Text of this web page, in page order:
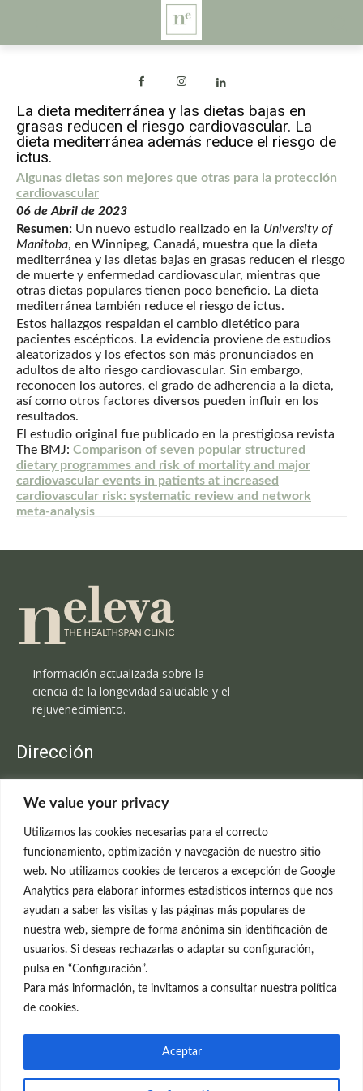
We value your privacy
Utilizamos las cookies necesarias para el correcto
funcionamiento, optimización y navegación de nuestro sitio
web. No utilizamos cookies de terceros a excepción de Google
Analytics para elaborar informes estadísticos internos que nos
ayudan a saber las visitas y las páginas más populares de
nuestra web, siempre de forma anónima sin identificación de
usuarios. Si deseas rechazarlas o adaptar su configuración,
pulsa en “Configuración”.
Para más información, te invitamos a consultar nuestra política
de cookies.
Aceptar
La dieta mediterránea y las dietas bajas en
grasas reducen el riesgo cardiovascular. La
dieta mediterránea además reduce el riesgo de
ictus.
Algunas dietas son mejores que otras para la protección
cardiovascular
06 de Abril de 2023
Resumen: Un nuevo estudio realizado en la University of
Manitoba, en Winnipeg, Canadá, muestra que la dieta
mediterránea y las dietas bajas en grasas reducen el riesgo
de muerte y enfermedad cardiovascular, mientras que
otras dietas populares tienen poco beneficio. La dieta
mediterránea también reduce el riesgo de ictus.
Estos hallazgos respaldan el cambio dietético para
pacientes escépticos. La evidencia proviene de estudios
aleatorizados y los efectos son más pronunciados en
adultos de alto riesgo cardiovascular. Sin embargo,
reconocen los autores, el grado de adherencia a la dieta,
así como otros factores diversos pueden influir en los
resultados.
El estudio original fue publicado en la prestigiosa revista
The BMJ: Comparison of seven popular structured
dietary programmes and risk of mortality and major
cardiovascular events in patients at increased
cardiovascular risk: systematic review and network
meta-analysis
Información actualizada sobre la
ciencia de la longevidad saludable y el
rejuvenecimiento.
Dirección
C/Claudio Coello, 19 - 1º
699 595 619
rejuvenecimiento@clinicaneleva.com
Información Legal
Política de Privacidad
Política de Cookies